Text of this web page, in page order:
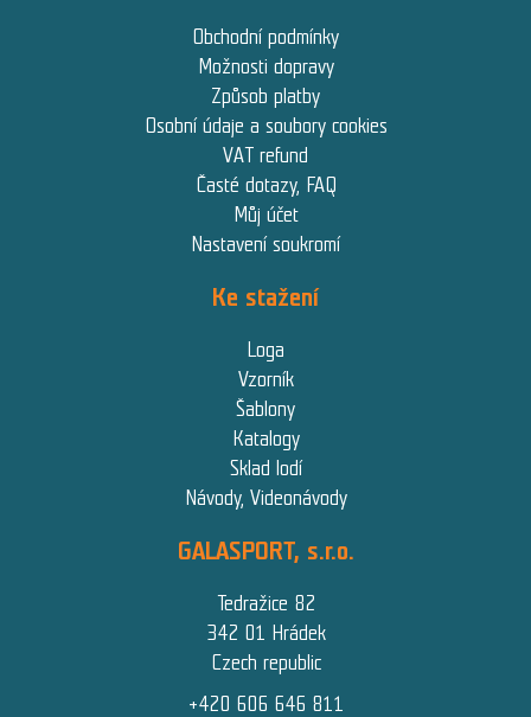
Obchodní podmínky
Možnosti dopravy
Způsob platby
Osobní údaje a soubory cookies
VAT refund
Časté dotazy, FAQ
Můj účet
Nastavení soukromí
Ke stažení
Loga
Vzorník
Šablony
Katalogy
Sklad lodí
Návody, Videonávody
GALASPORT, s.r.o.
Tedražice 82
342 01 Hrádek
Czech republic
+420 606 646 811